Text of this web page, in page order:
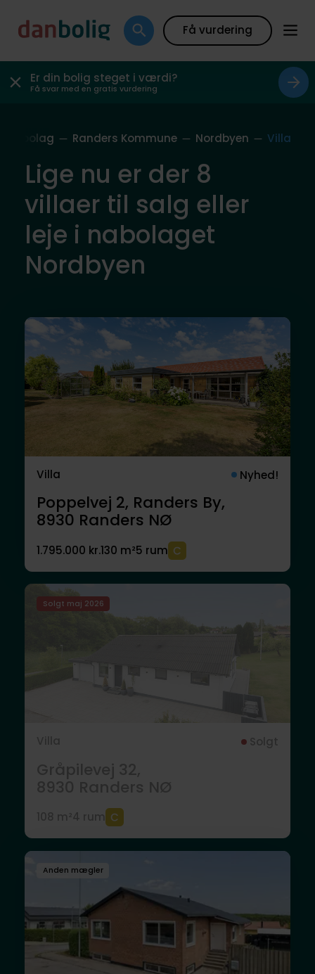
Få vurdering
Er din bolig steget i værdi?
Få svar med en gratis vurdering
Nabolag Randers Kommune Nordbyen Villa
Lige nu er der 8
villaer til salg eller
leje i nabolaget
Nordbyen
Villa Nyhed!
Poppelvej 2, Randers By,
8930 Randers NØ
1.795.000 kr.130 m²5 rum
Solgt maj 2026
Anden mægler